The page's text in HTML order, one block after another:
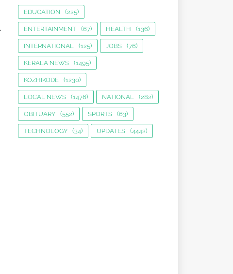
EDUCATION (225)
ENTERTAINMENT (67) HEALTH (136)
INTERNATIONAL (125) JOBS (76)
KERALA NEWS (1495)
KOZHIKODE (1230)
LOCAL NEWS (1476) NATIONAL (282)
OBITUARY (552) SPORTS (63)
TECHNOLOGY (34) UPDATES (4442)